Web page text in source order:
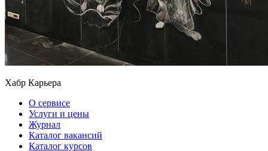
Хабр Карьера
О сервисе
Услуги и цены
Журнал
Каталог вакансий
Каталог курсов